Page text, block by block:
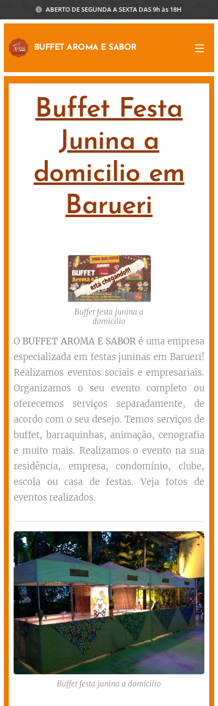
ABERTO DE SEGUNDA A SEXTA DAS 9h às 18H
BUFFET AROMA E SABOR
Buffet Festa
Junina a
domicilio em
Barueri
Buffet festa junina a
domicilio
O BUFFET AROMA E SABOR é uma empresa
especializada em festas juninas em Barueri!
Realizamos eventos sociais e empresariais.
Organizamos o seu evento completo ou
oferecemos serviços separadamente, de
acordo com o seu desejo. Temos serviços de
buffet, barraquinhas, animação, cenografia
e muito mais. Realizamos o evento na sua
residência, empresa, condomínio, clube,
escola ou casa de festas. Veja fotos de
eventos realizados.
Buffet festa junina a domicilio